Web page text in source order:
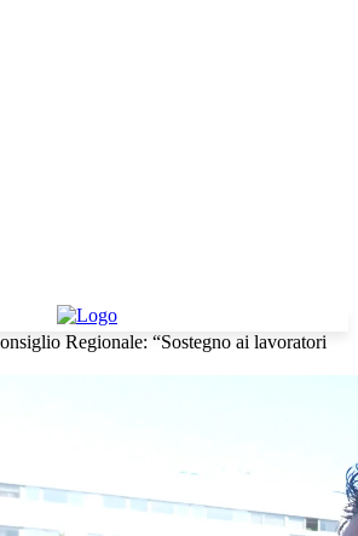
Regionale: “Sostegno ai lavoratori